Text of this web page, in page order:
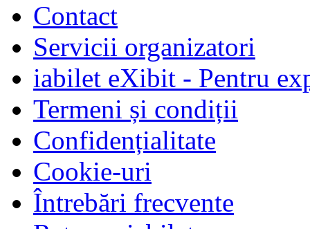
Contact
Servicii organizatori
iabilet eXibit - Pentru
Termeni și condiții
Confidențialitate
Cookie-uri
Întrebări frecvente